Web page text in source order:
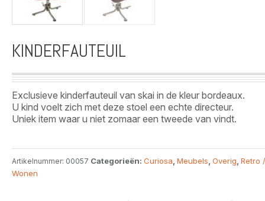
KINDERFAUTEUIL
Exclusieve kinderfauteuil van skai in de kleur bordeaux.
U kind voelt zich met deze stoel een echte directeur.
Uniek item waar u niet zomaar een tweede van vindt.
Artikelnummer: 00057 Categorieën: Curiosa, Meubels, Overig, Retro
Wonen